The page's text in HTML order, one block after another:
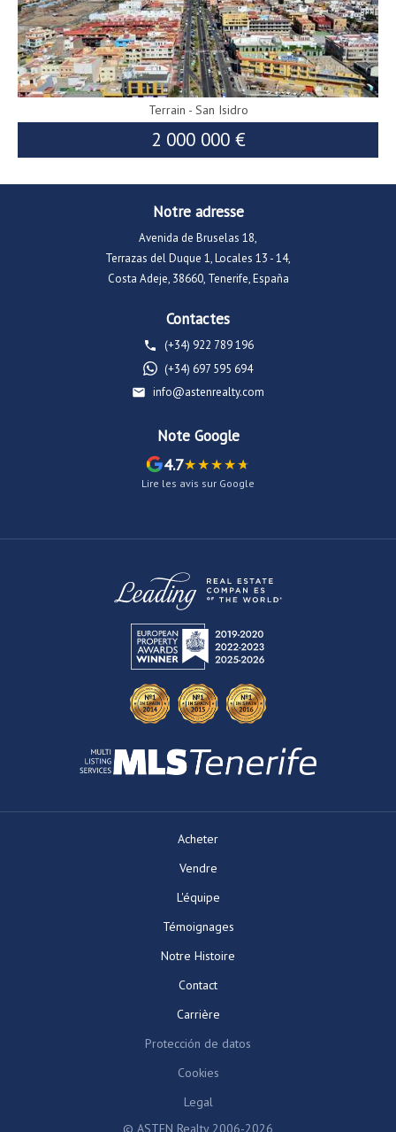
Terrain - San Isidro
2 000 000 €
Notre adresse
Avenida de Bruselas 18,
Terrazas del Duque 1, Locales 13 - 14,
Costa Adeje, 38660, Tenerife, España
Contactes
(+34) 922 789 196
(+34) 697 595 694
info@astenrealty.com
Note Google
4.7
Lire les avis sur Google
Acheter
Vendre
L'équipe
Témoignages
Notre Histoire
Contact
Carrière
Protección de datos
Cookies
Legal
© ASTEN Realty 2006-2026